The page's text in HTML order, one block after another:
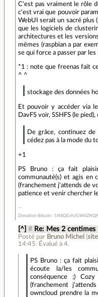
C'est pas vraiment le rôle
c'est vrai que pouvoir
WebUI serait un sacré plus
que les logiciels de
architectures et les
mêmes (raspbian a par
se qui force a passer par les
*1 : note que freenas fait
^ ^
stockage des données
Et pouvoir y accéder via
DavFS voir, SSHFS (le
De grâce, continuez
cédez pas à la mode du
+1
PS Bruno : ça fait
communauté(s) et agis en
(franchement j'attends de
patience et venir chercher
Donation Bitcoin :
[^] # Re: Mes 2 centimes
Posté par Bruno Michel (
14:45. Évalué à4.
PS Bruno : ça fait
écoute la/les
conséquence ;)
(franchement
owncloud prendre la